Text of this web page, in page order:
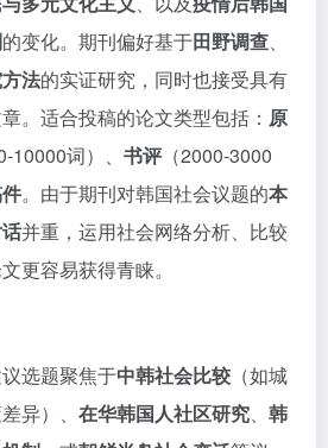
的变化。期刊偏好基于田野调查、
法的实证研究，同时也接受具有
。适合投稿的论文类型包括： 原
10000词）、 书评（2000-3000
。由于期刊对韩国社会议题的本
并重，运用社会网络分析、比较
更容易获得青睐。
议选题聚焦于中韩社会比较 （如城
异）、 在华韩国人社区研究、 韩